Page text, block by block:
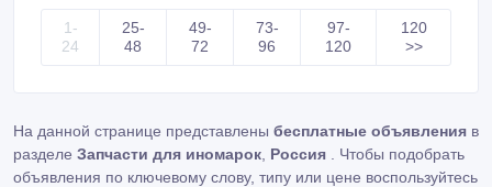
ОРИГИНАЛ!!!!!!!!!!!!!!!!!!
___________________________________________
1-
24
25-
48
49-
72
73-
96
97-
120
120
>>
На данной странице представлены бесплатные объявления в
разделе Запчасти для иномарок Россия . Чтобы подобрать
объявления по ключевому слову, типу или цене воспользуйтесь